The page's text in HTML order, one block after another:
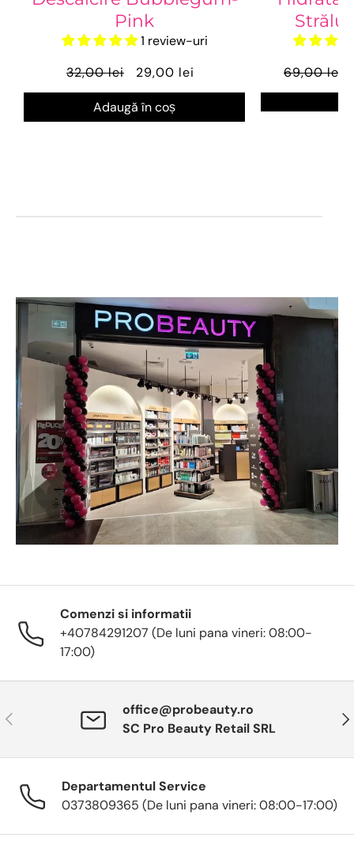
Pink
1 review-uri
32,00 lei
29,00 lei
Adaugă în coș
69,00 lei
Comenzi si informatii
+40784291207 (De luni pana vineri: 08:00-
17:00)
Anterior
office@probeauty.ro
SC Pro Beauty Retail SRL
Departamentul Service
0373809365 (De luni pana vineri: 08:00-17:00)